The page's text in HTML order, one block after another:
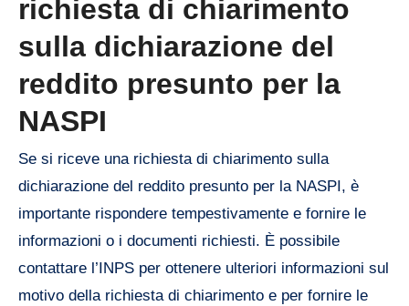
richiesta di chiarimento
sulla dichiarazione del
reddito presunto per la
NASPI
Se si riceve una richiesta di chiarimento sulla
dichiarazione del reddito presunto per la NASPI, è
importante rispondere tempestivamente e fornire le
informazioni o i documenti richiesti. È possibile
contattare l’INPS per ottenere ulteriori informazioni sul
motivo della richiesta di chiarimento e per fornire le